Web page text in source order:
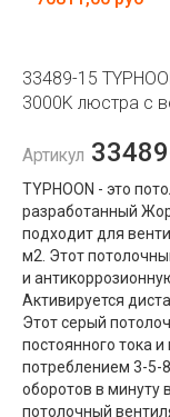
33489-15
3000K люстра с
Артикул
TYPHOON - это
разработанный
подходит для
м2. Этот
и
Активируется
Этот серый
постоянного тока
потреблением 3-5-
оборотов в минуту
потолочный